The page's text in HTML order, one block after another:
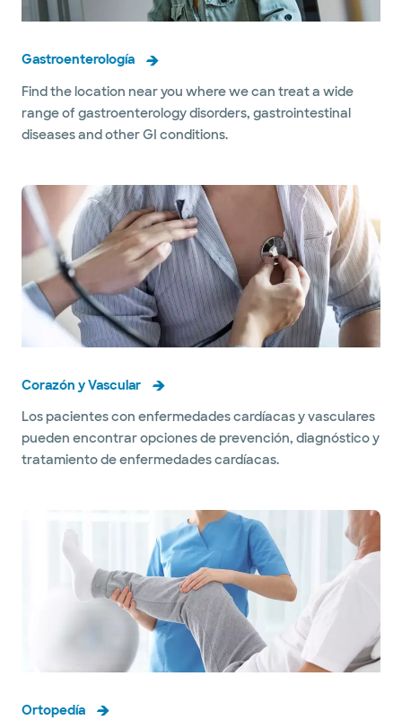
Gastroenterología
Find the location near you where we can treat a wide
range of gastroenterology disorders, gastrointestinal
diseases and other GI conditions.
Corazón y Vascular
Los pacientes con enfermedades cardíacas y vasculares
pueden encontrar opciones de prevención, diagnóstico y
tratamiento de enfermedades cardíacas.
Ortopedía